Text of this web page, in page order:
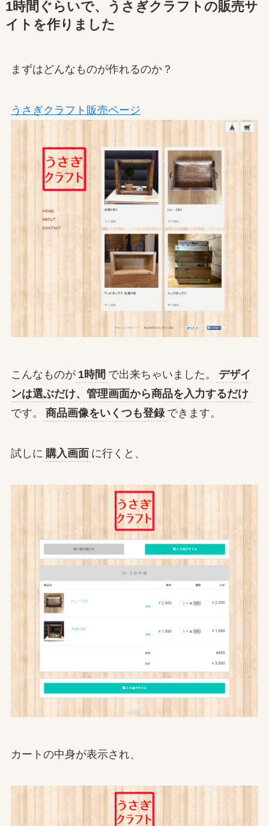
1時間ぐらいで、うさぎクラフトの販売サ
イトを作りました
まずはどんなものが作れるのか？
うさぎクラフト販売ページ
こんなものが 1時間 で出来ちゃいました。
デザイ
ンは選ぶだけ、管理画面から商品を入力するだけ
です。
商品画像をいくつも登録 できます。
試しに 購入画面 に行くと、
カートの中身が表示され、